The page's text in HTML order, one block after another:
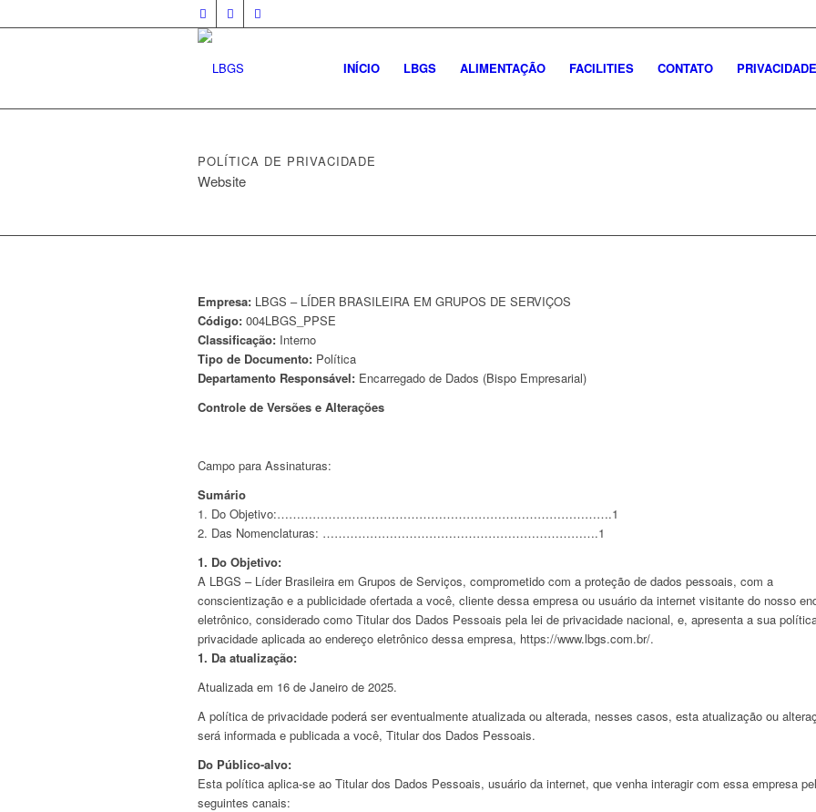
INÍCIO LBGS ALIMENTAÇÃO FACILITIES CONTATO PRIVACIDADE
POLÍTICA DE PRIVACIDADE
Website
Empresa: LBGS – LÍDER BRASILEIRA EM GRUPOS DE SERVIÇOS
Código: 004LBGS_PPSE
Classificação: Interno
Tipo de Documento: Política
Departamento Responsável: Encarregado de Dados (Bispo Empresarial)
Controle de Versões e Alterações
Campo para Assinaturas:
Sumário
1. Do Objetivo:………………………………………………………………………….1
2. Das Nomenclaturas: …………………………………………………………….1
1. Do Objetivo:
A LBGS – Líder Brasileira em Grupos de Serviços, comprometido com a proteção de dados pessoais, com a
conscientização e a publicidade ofertada a você, cliente dessa empresa ou usuário da internet visitante do nosso
eletrônico, considerado como Titular dos Dados Pessoais pela lei de privacidade nacional, e, apresenta a sua
privacidade aplicada ao endereço eletrônico dessa empresa, https://www.lbgs.com.br/.
1. Da atualização:
Atualizada em 16 de Janeiro de 2025.
A política de privacidade poderá ser eventualmente atualizada ou alterada, nesses casos, esta atualização ou
será informada e publicada a você, Titular dos Dados Pessoais.
Do Público-alvo:
Esta política aplica-se ao Titular dos Dados Pessoais, usuário da internet, que venha interagir com essa empresa
seguintes canais: